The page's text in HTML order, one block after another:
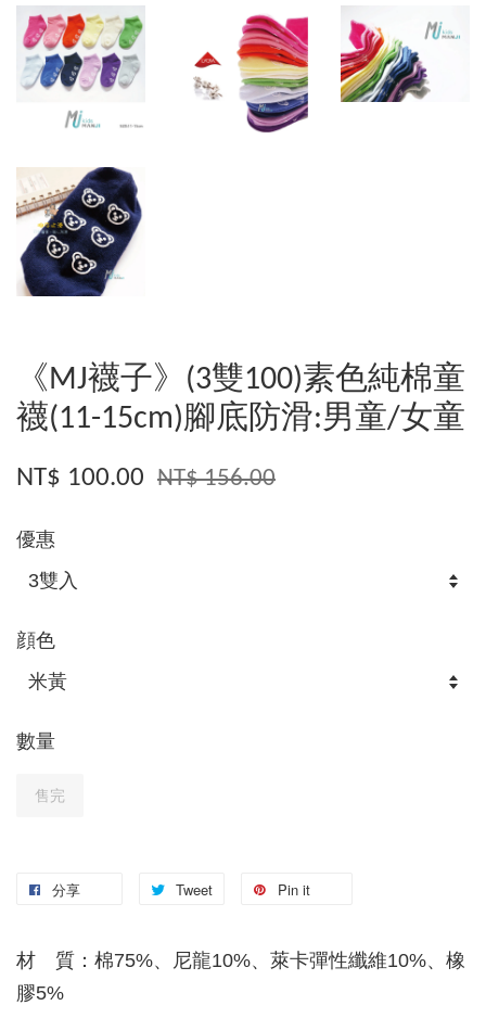
《MJ襪子》(3雙100)素色純棉童
襪(11-15cm)腳底防滑:男童/女童
NT$ 100.00 NT$ 156.00
優惠
顔色
數量
售完
分享 Tweet Pin it
材 質：棉75%、尼龍10%、萊卡彈性纖維10%、橡
膠5%